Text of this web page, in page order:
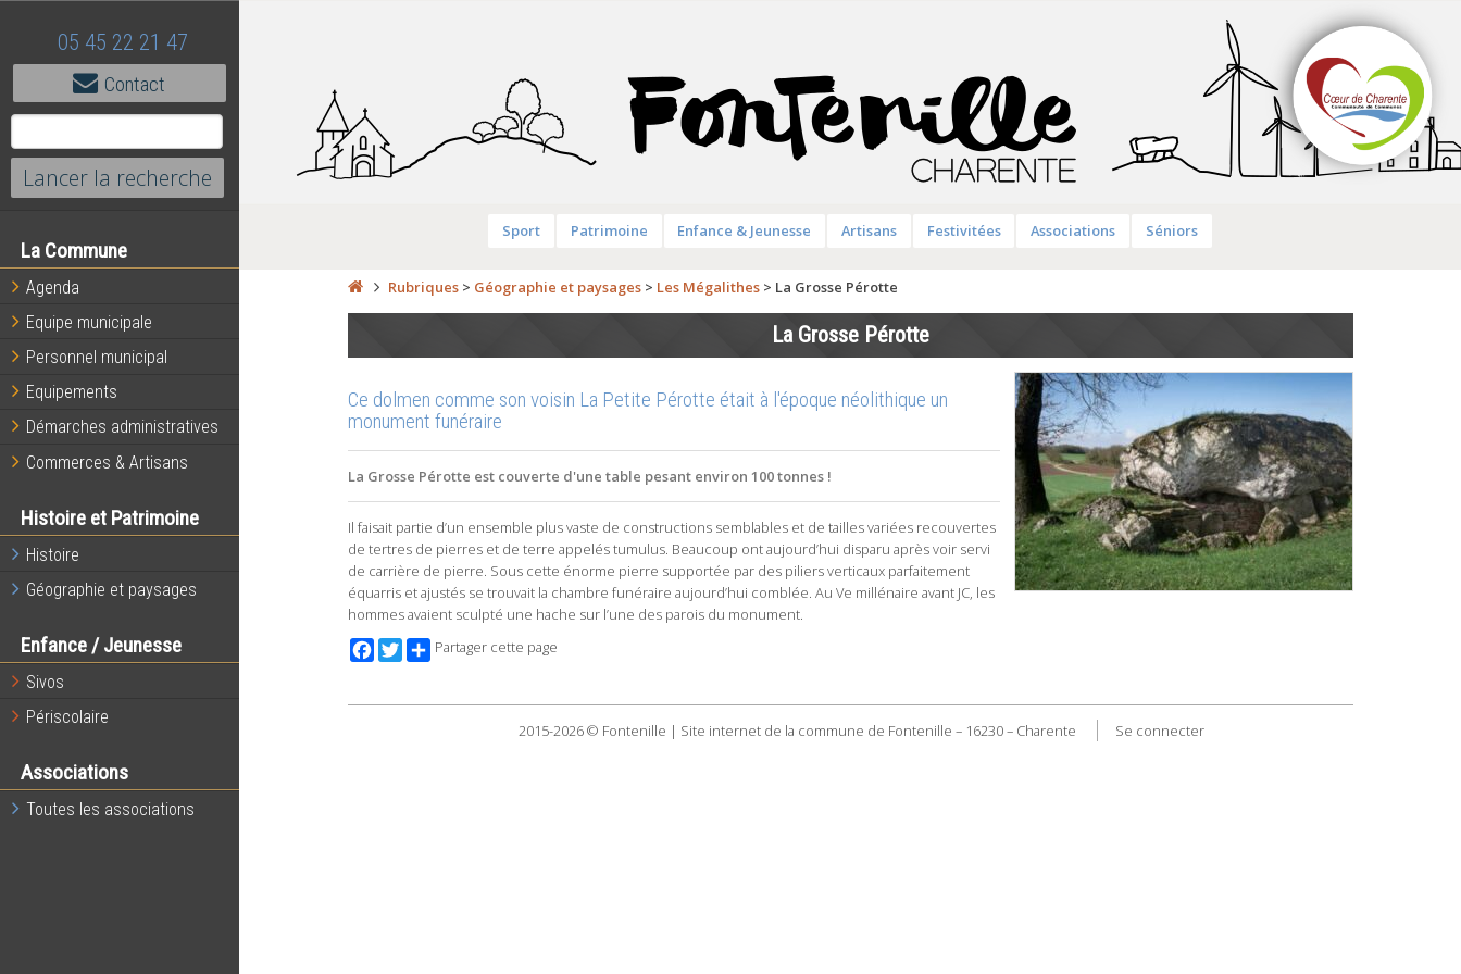
05 45 22 21 47
Contact
La Commune
Agenda
Equipe municipale
Personnel municipal
Equipements
Démarches administratives
Commerces & Artisans
Histoire et Patrimoine
Histoire
Géographie et paysages
Enfance / Jeunesse
Sivos
Périscolaire
Associations
Toutes les associations
Sport Patrimoine Enfance & Jeunesse Artisans Festivitées Associations Séniors
Rubriques> Géographie et paysages> Les Mégalithes> La Grosse Pérotte
La Grosse Pérotte
Ce dolmen comme son voisin La Petite Pérotte était à l'époque néolithique un
monument funéraire
La Grosse Pérotte est couverte d'une table pesant environ 100 tonnes !
Il faisait partie d’un ensemble plus vaste de constructions semblables et de tailles variées recouvertes
de tertres de pierres et de terre appelés tumulus. Beaucoup ont aujourd’hui disparu après voir servi
de carrière de pierre. Sous cette énorme pierre supportée par des piliers verticaux parfaitement
équarris et ajustés se trouvait la chambre funéraire aujourd’hui comblée. Au Ve millénaire avant JC, les
hommes avaient sculpté une hache sur l’une des parois du monument.
FacebookTwitterPartager cette page
2015-2026 © Fontenille | Site internet de la commune de Fontenille – 16230 – Charente Se connecter